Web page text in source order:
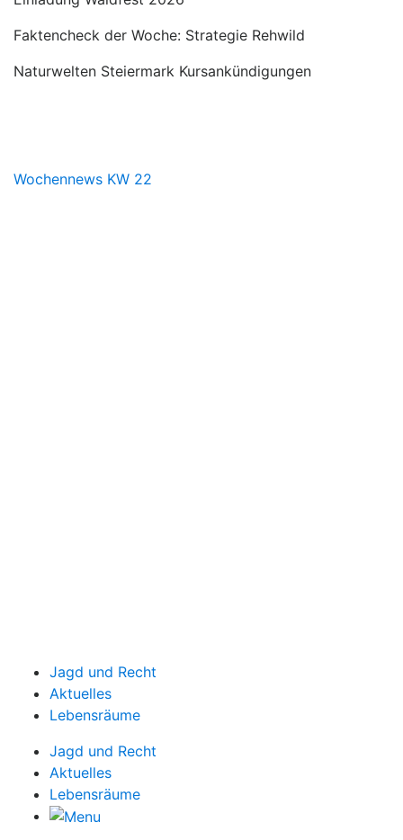
Faktencheck der Woche: Strategie Rehwild
Naturwelten Steiermark Kursankündigungen
Wochennews KW 22
Jagd und Recht
Aktuelles
Lebensräume
Jagd und Recht
Aktuelles
Lebensräume